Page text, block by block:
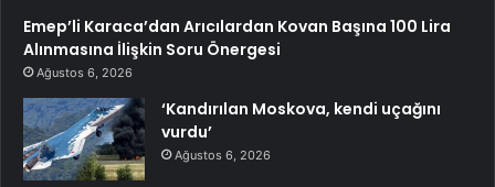
Emep’li Karaca’dan Arıcılardan Kovan Başına 100 Lira
Alınmasına İlişkin Soru Önergesi
Ağustos 6, 2026
‘Kandırılan Moskova, kendi uçağını
vurdu’
Ağustos 6, 2026